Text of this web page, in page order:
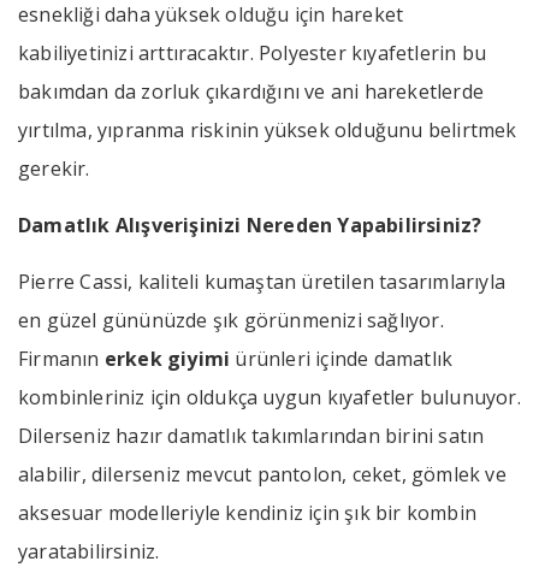
esnekliği daha yüksek olduğu için hareket
kabiliyetinizi arttıracaktır. Polyester kıyafetlerin bu
bakımdan da zorluk çıkardığını ve ani hareketlerde
yırtılma, yıpranma riskinin yüksek olduğunu belirtmek
gerekir.
Damatlık Alışverişinizi Nereden Yapabilirsiniz?
Pierre Cassi, kaliteli kumaştan üretilen tasarımlarıyla
en güzel gününüzde şık görünmenizi sağlıyor.
Firmanın erkek giyimi ürünleri içinde damatlık
kombinleriniz için oldukça uygun kıyafetler bulunuyor.
Dilerseniz hazır damatlık takımlarından birini satın
alabilir, dilerseniz mevcut pantolon, ceket, gömlek ve
aksesuar modelleriyle kendiniz için şık bir kombin
yaratabilirsiniz.